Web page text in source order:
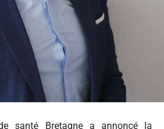
de santé Bretagne a annoncé la